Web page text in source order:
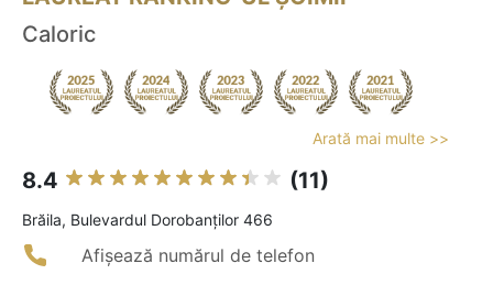
Caloric
Arată mai multe >>
8.4 (11)
Brăila, Bulevardul Dorobanților 466
Afișează numărul de telefon